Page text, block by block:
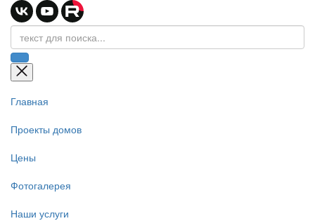
Главная
Проекты домов
Цены
Фотогалерея
Наши услуги